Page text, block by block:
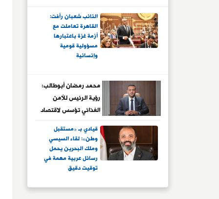
النائب شعبان رأفت:
القاهرة تعاملت مع
أزمة غزة باعتبارها
مسؤولية قومية
وإنسانية
محمد رمضان أبوطالب:
رؤية الرئيس للأمن
الغذائي تؤسس لاقتصاد
قيادي بـ «مستقبل
وطن»: لقاء السيسي
وملك البحرين يحمل
رسائل عربية مهمة في
توقيت دقيق